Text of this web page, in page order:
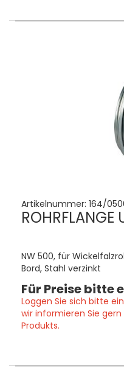
Artikelnummer: 164/
ROHRFLANGE
NW 500, für
Bord, Stahl verzinkt
Für Preise bitte
Loggen Sie sich bitte
wir informieren Sie
Produkts.